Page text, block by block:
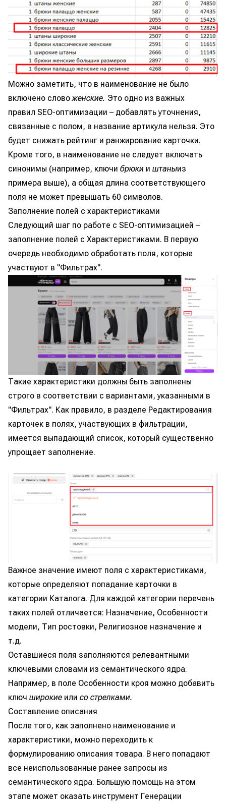
Можно заметить, что в наименование не было
включено словоженские. Это одно из важных
правил SEO-оптимизации – добавлять уточнения,
связанные с полом, в название артикула нельзя. Это
будет снижать рейтинг и ранжирование карточки.
Кроме того, в наименование не следует включать
синонимы (например, ключи брюки и штаныиз
примера выше), а общая длина соответствующего
поля не может превышать 60 символов.
Заполнение полей с характеристиками
Следующий шаг по работе с SEO-оптимизацией –
заполнение полей с Характеристиками. В первую
очередь необходимо обработать поля, которые
участвуют в "Фильтрах".
Такие характеристики должны быть заполнены
строго в соответствии с вариантами, указанными в
"Фильтрах". Как правило, в разделе Редактирования
карточек в полях, участвующих в фильтрации,
имеется выпадающий список, который существенно
упрощает заполнение.
Важное значение имеют поля с характеристиками,
которые определяют попадание карточки в
категории Каталога. Для каждой категории перечень
таких полей отличается: Назначение, Особенности
модели, Тип ростовки, Религиозное назначение и
т.д.
Оставшиеся поля заполняются релевантными
ключевыми словами из семантического ядра.
Например, в поле Особенности кроя можно добавить
ключ широкие или со стрелками.
Составление описания
После того, как заполнено наименование и
характеристики, можно переходить к
формулированию описания товара. В него попадают
все неиспользованные ранее запросы из
семантического ядра. Большую помощь на этом
этапе может оказать инструмент Генерации